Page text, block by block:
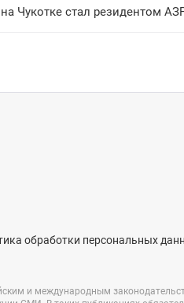
Чукотке стал резидентом
обработки персональных
и международным